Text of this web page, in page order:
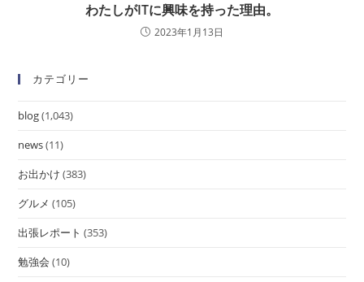
わたしがITに興味を持った理由。
2023年1月13日
カテゴリー
blog(1,043)
news(11)
お出かけ (383)
グルメ (105)
出張レポート (353)
勉強会 (10)